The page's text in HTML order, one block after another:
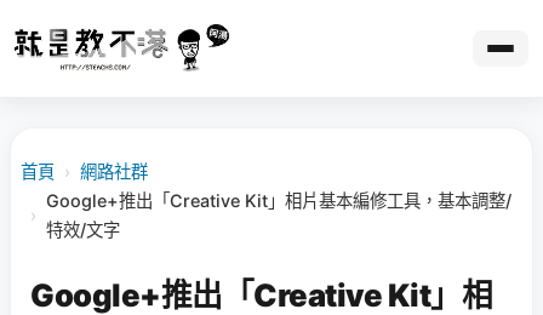
首頁 › 網路社群
›
Google+推出「Creative Kit」相片基本編修工具，基本調整/
特效/文字
Google+推出「Creative Kit」相